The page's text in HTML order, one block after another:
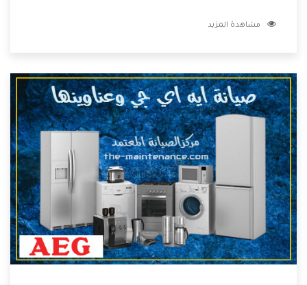
الشركة بها والتى تكون منها خدمة الصيانة التى تكون من أهم
وأقوى الأسعار التى تكون مناسبة لكثير من العملاء
مشاهدة المزيد